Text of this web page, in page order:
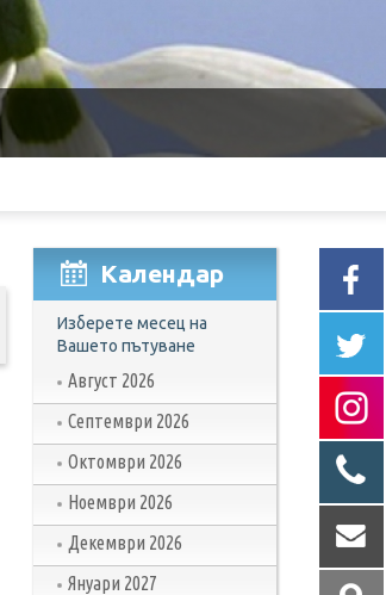
Календар
Изберете месец на
Вашето пътуване
Август 2026
Септември 2026
Октомври 2026
Ноември 2026
Декември 2026
Януари 2027